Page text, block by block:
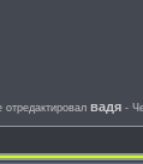
вадя -